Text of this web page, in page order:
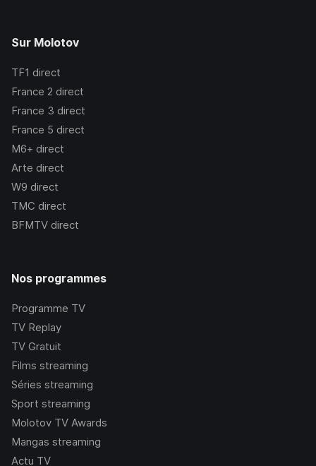
Sur Molotov
TF1 direct
France 2 direct
France 3 direct
France 5 direct
M6+ direct
Arte direct
W9 direct
TMC direct
BFMTV direct
Nos programmes
Programme TV
TV Replay
TV Gratuit
Films streaming
Séries streaming
Sport streaming
Molotov TV Awards
Mangas streaming
Actu TV